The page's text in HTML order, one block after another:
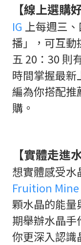
【線上選購
IG 上每週三
播」，可互動
五 20：30 則
時間掌握最
編為你搭配推
購。
【實體走進
想實體感受水
Fruition Mine
顆水晶的能量
期舉辦水晶
你更深入認識